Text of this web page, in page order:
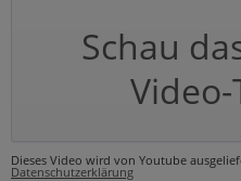
Schau
Dieses Video wird von Youtube
Datenschutzerklärung